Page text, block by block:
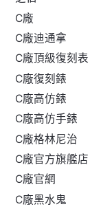
C廠
C廠迪通拿
C廠頂級復刻表
C廠復刻錶
C廠高仿錶
C廠高仿手錶
C廠格林尼治
C廠官方旗艦店
C廠官網
C廠黑水鬼